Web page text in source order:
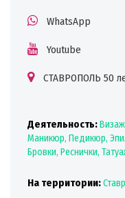
WhatsApp
Youtube
СТАВРОПОЛЬ 50
Деятельность:
Маникюр, Педикюр,
Бровки, Реснички,
На территории: